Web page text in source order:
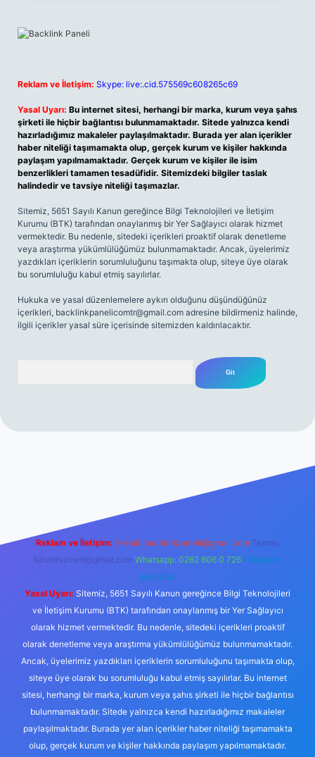
Reklam ve İletişim: Skype: live:.cid.575569c608265c69
Yasal Uyarı: Bu internet sitesi, herhangi bir marka, kurum veya şahıs
şirketi ile hiçbir bağlantısı bulunmamaktadır. Sitede yalnızca kendi
hazırladığımız makaleler paylaşılmaktadır. Burada yer alan içerikler
haber niteliği taşımamakta olup, gerçek kurum ve kişiler hakkında
paylaşım yapılmamaktadır. Gerçek kurum ve kişiler ile isim
benzerlikleri tamamen tesadüfidir. Sitemizdeki bilgiler taslak
halindedir ve tavsiye niteliği taşımazlar.
Sitemiz, 5651 Sayılı Kanun gereğince Bilgi Teknolojileri ve İletişim
Kurumu (BTK) tarafından onaylanmış bir Yer Sağlayıcı olarak hizmet
vermektedir. Bu nedenle, sitedeki içerikleri proaktif olarak denetleme
veya araştırma yükümlülüğümüz bulunmamaktadır. Ancak, üyelerimiz
yazdıkları içeriklerin sorumluluğunu taşımakta olup, siteye üye olarak
bu sorumluluğu kabul etmiş sayılırlar.
Hukuka ve yasal düzenlemelere aykırı olduğunu düşündüğünüz
içerikleri, backlinkpanelicomtr@gmail.com adresine bildirmeniz halinde,
ilgili içerikler yasal süre içerisinde sitemizden kaldırılacaktır.
Reklam ve İletişim: E-mail: backlinkpaneli@gmail.com Teams:
forumhizmeti@gmail.com Whatsapp: 0262 606 0 726 Telegram:
@karabul
Yasal Uyarı: Sitemiz, 5651 Sayılı Kanun gereğince Bilgi Teknolojileri
ve İletişim Kurumu (BTK) tarafından onaylanmış bir Yer Sağlayıcı
olarak hizmet vermektedir. Bu nedenle, sitedeki içerikleri proaktif
olarak denetleme veya araştırma yükümlülüğümüz bulunmamaktadır.
Ancak, üyelerimiz yazdıkları içeriklerin sorumluluğunu taşımakta olup,
siteye üye olarak bu sorumluluğu kabul etmiş sayılırlar. Bu internet
sitesi, herhangi bir marka, kurum veya şahıs şirketi ile hiçbir bağlantısı
bulunmamaktadır. Sitede yalnızca kendi hazırladığımız makaleler
paylaşılmaktadır. Burada yer alan içerikler haber niteliği taşımamakta
olup, gerçek kurum ve kişiler hakkında paylaşım yapılmamaktadır.